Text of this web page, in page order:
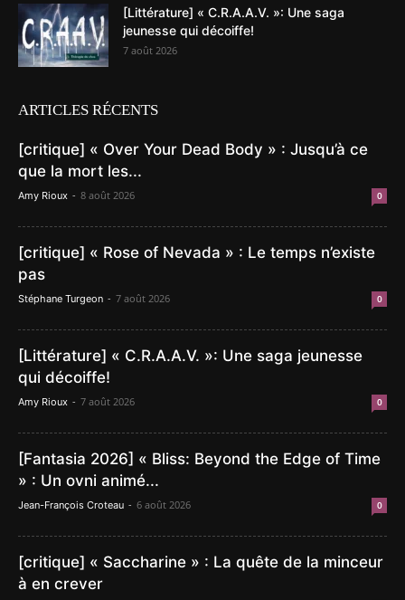
[Littérature] « C.R.A.A.V. »: Une saga
jeunesse qui décoiffe!
7 août 2026
ARTICLES RÉCENTS
[critique] « Over Your Dead Body » : Jusqu’à ce
que la mort les...
Amy Rioux - 8 août 2026 0
[critique] « Rose of Nevada » : Le temps n’existe
pas
Stéphane Turgeon - 7 août 2026 0
[Littérature] « C.R.A.A.V. »: Une saga jeunesse
qui décoiffe!
Amy Rioux - 7 août 2026 0
[Fantasia 2026] « Bliss: Beyond the Edge of Time
» : Un ovni animé...
Jean-François Croteau - 6 août 2026 0
[critique] « Saccharine » : La quête de la minceur
à en crever